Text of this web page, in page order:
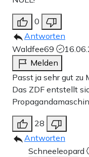
0
Antworten
Waldfee69
Melden
Passt ja sehr gut zu
Das ZDF entstellt
28
Antworten
Schneeleopard